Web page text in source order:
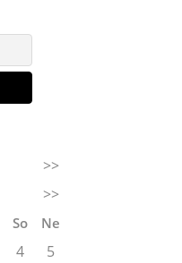
>>
>>
So Ne
4
5